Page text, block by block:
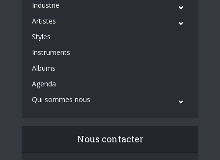
Industrie
Artistes
Styles
Instruments
Albums
Agenda
Qui sommes nous
Nous contacter